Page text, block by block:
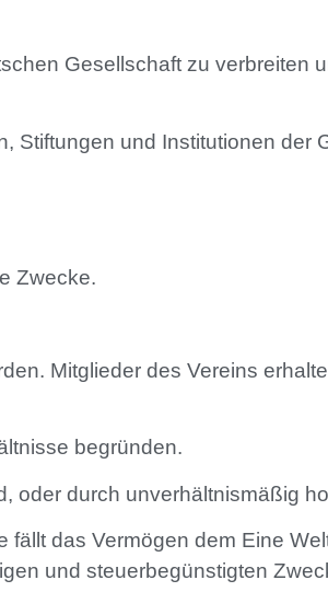
Gesellschaft zu verbreiten
Stiftungen und Institutionen der
Zwecke.
Mitglieder des Vereins
begründen.
oder durch unverhältnismäßig
das Vermögen dem Eine
und steuerbegünstigten